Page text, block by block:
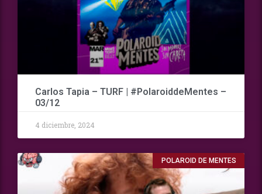
Carlos Tapia – TURF | #PolaroiddeMentes –
03/12
4 diciembre, 2024
POLAROID DE MENTES